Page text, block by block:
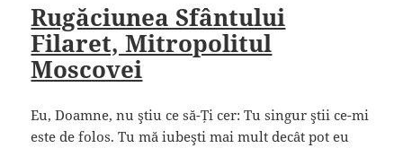
Rugăciunea Sfântului
Filaret, Mitropolitul
Moscovei
Eu, Doamne, nu ştiu ce să-Ți cer: Tu singur ştii ce-mi
este de folos. Tu mă iubeşti mai mult decât pot eu